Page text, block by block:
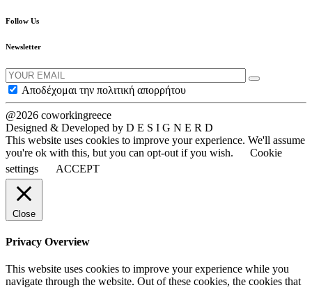
Follow Us
Newsletter
Αποδέχομαι την πολιτική απορρήτου
@2026 coworkingreece
Designed & Developed by D E S I G N E R D
This website uses cookies to improve your experience. We'll assume
you're ok with this, but you can opt-out if you wish.
Cookie
settings
ACCEPT
Close
Privacy Overview
This website uses cookies to improve your experience while you
navigate through the website. Out of these cookies, the cookies that